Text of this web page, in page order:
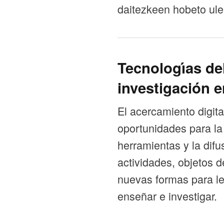
daitezkeen hobeto
Tecnologı́as
investigación
El acercamiento
oportunidades para
herramientas y la
actividades, objetos
nuevas formas para
enseñar e investigar.